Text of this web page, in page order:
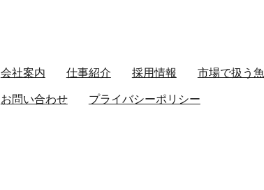
会社案内 仕事紹介 採用情報 市場で扱う魚
お問い合わせ プライバシーポリシー